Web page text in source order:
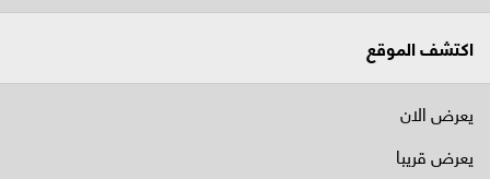
اكتشف الموقع
يعرض الان
يعرض قريبا